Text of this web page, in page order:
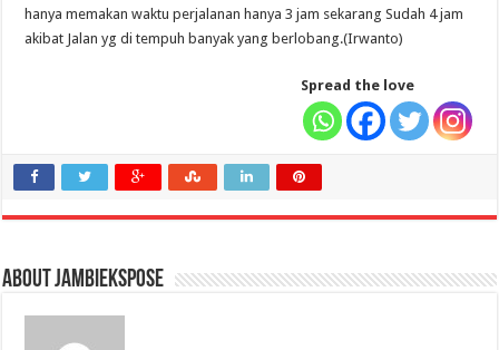
hanya memakan waktu perjalanan hanya 3 jam sekarang Sudah 4 jam
akibat Jalan yg di tempuh banyak yang berlobang.(Irwanto)
Spread the love
About jambiekspose